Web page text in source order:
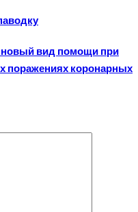
новый вид помощи при
поражениях коронарных